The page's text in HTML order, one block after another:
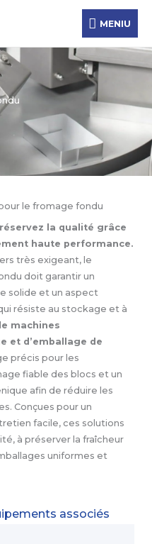
MENIU
MENIU
le fromage fondu
la qualité grâce
haute performance.
très exigeant, le
doit garantir un
solide et un aspect
résiste au stockage et à
machines
et d’emballage de
précis pour les
fiable des blocs et un
afin de réduire les
Conçues pour un
facile, ces solutions
à préserver la fraîcheur
uniformes et
associés